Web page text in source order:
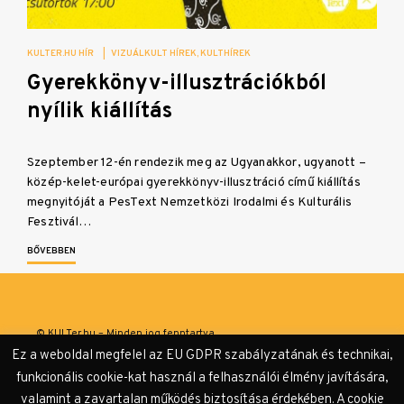
KULTER.HU HÍR VIZUÁLKULT HÍREK KULTHÍREK
Gyerekkönyv-illusztrációkból
nyílik kiállítás
Szeptember 12-én rendezik meg az Ugyanakkor, ugyanott –
közép-kelet-európai gyerekkönyv-illusztráció című kiállítás
megnyitóját a PesText Nemzetközi Irodalmi és Kulturális
Fesztivál…
BŐVEBBEN
© KULTer.hu – Minden jog fenntartva
Adatvédelmi tájékoztató
Ez a weboldal megfelel az EU GDPR szabályzatának és technikai,
funkcionális cookie-kat használ a felhasználói élmény javítására,
valamint a zavartalan működés biztosítása érdekében. A cookie